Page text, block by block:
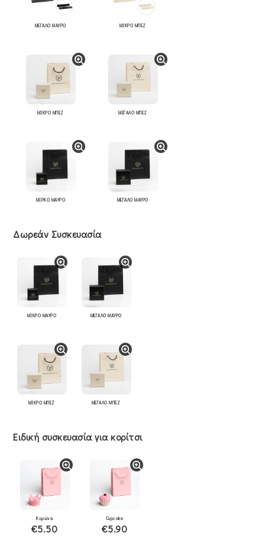
ΜΕΓΑΛΟ ΜΑΥΡΟ ΜΙΚΡΟ ΜΠΕΖ
ΜΙΚΡΟ ΜΠΕΖ ΜΕΓΑΛΟ ΜΠΕΖ
ΜΙΡΚΟ ΜΑΥΡΟ ΜΕΓΑΛΟ ΜΑΥΡΟ
Δωρεάν Συσκευασία
ΜΙΚΡΟ ΜΑΥΡΟ ΜΕΓΑΛΟ ΜΑΥΡΟ
ΜΙΚΡΟ ΜΠΕΖ ΜΕΓΑΛΟ ΜΠΕΖ
Ειδική συσκευασία για κορίτσι
Κορώνα
€5.50
Cupcake
€5.90